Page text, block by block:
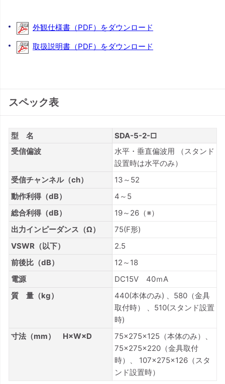
外観仕様書（PDF）をダウンロード
取扱説明書（PDF）をダウンロード
スペック表
型 名
SDA-5-2-□
受信偏波
水平・垂直偏波用 （スタンド
設置時は水平のみ）
受信チャンネル（ch）
13～52
動作利得（dB）
4～5
総合利得（dB）
19～26（※）
出力インピーダンス（Ω）
75(F形)
VSWR（以下）
2.5
前後比（dB）
12～18
電源
DC15V 40ｍA
質 量（kg）
440(本体のみ) 、580（金具
取付時） 、510(スタンド設置
時)
寸法（mm） H×W×D
75×275×125（本体のみ）、
75×275×220（金具取付
時）、 107×275×126（スタ
ンド設置時）